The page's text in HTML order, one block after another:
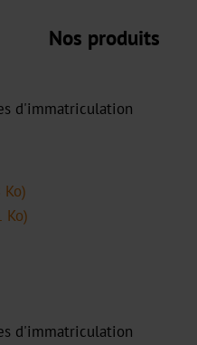
Nos produits
d'immatriculation
Ko)
Ko)
d'immatriculation